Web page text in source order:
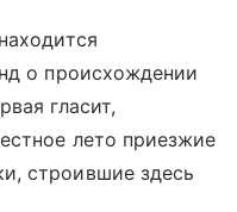
о происхождении
гласит,
лето приезжие
строившие здесь